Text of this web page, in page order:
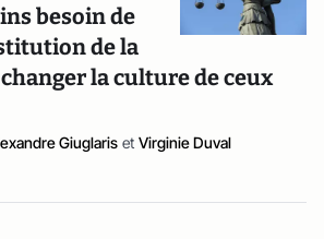
besoin de
de la
la culture de ceux
Giuglaris et Virginie Duval